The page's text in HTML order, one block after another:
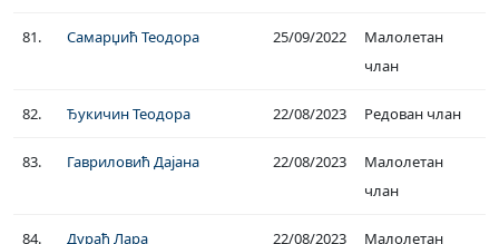
81. Самарџић Теодора 25/09/2022
Малолетан
члан
82. Ђукичин Теодора 22/08/2023 Редован члан
83. Гавриловић Дајана 22/08/2023
Малолетан
члан
84. Дураћ Лара 22/08/2023 Малолетан